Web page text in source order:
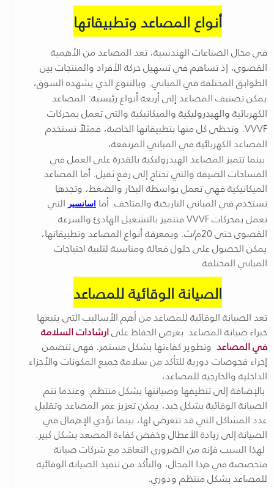
أنواع المصاعد وتطبيقاتها
في مجال الصناعات الهندسية، تعد المصاعد من الأهمية
القصوى، إذ تساهم في تسهيل حركة الأفراد والمنتجات بين
الطوابق المختلفة في المباني. وبالتنوع الذي يشهده السوق،
يمكن تصنيف المصاعد إلى أربعة أنواع رئيسية: المصاعد
الكهربائيةوالهيدروليكيةوالميكانيكية والتي تعمل بمحركات
VVVF. وتحظى كل منها بتطبيقاتها الخاصة، فمثلاً تستخدم
المصاعد الكهربائية في المباني المرتفعة،
بينما تتميز المصاعد الهيدروليكية بالقدرة على العمل في
المساحات الضيقة والتي تحتاج إلى رفع ثقيل. أما المصاعد
الميكانيكية فهي تعمل بواسطة البخار والضغط، وتجدها
تستخدم في المباني التاريخية والمتاحف. أما اسانسير التي
تعمل بمحركات VVVF فتتميز بالتشغيل الهادئ والسرعة
القصوى حتى 20م/ث. وبمعرفة أنواع المصاعد وتطبيقاتها،
يمكن الحصول على حلول فعالة ومناسبة لتلبية احتياجات
المباني المختلفة.
الصيانة الوقائية للمصاعد
تعد الصيانة الوقائية للمصاعد من أهم الأساليب التي يتبعها
خبراء صيانة المصاعد بغرض الحفاظ علىارشادات السلامة
في المصاعد وتطوير كفاءتها بشكل مستمر. فهى تتضمن
إجراء فحوصات دورية للتأكد من سلامة جميع المكونات والأجزاء
الداخلية والخارجية للمصاعد،
بالإضافة إلى تنظيفها وصيانتها بشكل منتظم. وعندما تتم
الصيانة الوقائية بشكل جيد، يمكن تعزيز عمر المصاعد وتقليل
عدد المشاكل التي قد تتعرض لها، بينما تؤدي الإهمال في
الصيانة إلى زيادة الأعطال وخفض كفاءة المصعد بشكل كبير.
لهذا السبب فإنه من الضروري التعاقد مع شركات صيانة
متخصصة في هذا المجال، والتأكد من تنفيذ الصيانة الوقائية
للمصاعد بشكل منتظم ودوري.